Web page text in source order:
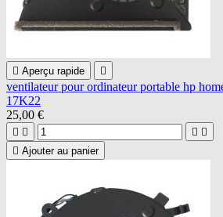
 Aperçu rapide 
ventilateur pour ordinateur portable hp
17K22
25,00 €
   
 Ajouter au panier